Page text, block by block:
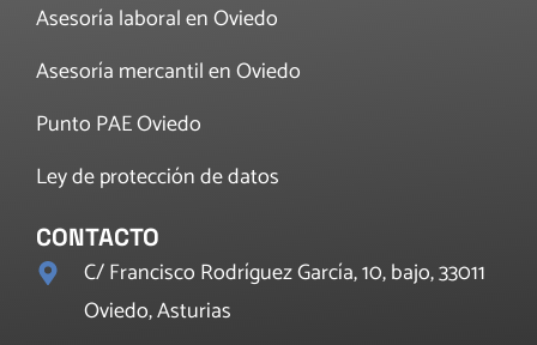
Asesoría laboral en Oviedo
Asesoría mercantil en Oviedo
Punto PAE Oviedo
Ley de protección de datos
CONTACTO
C/ Francisco Rodríguez García, 10, bajo, 33011
Oviedo, Asturias